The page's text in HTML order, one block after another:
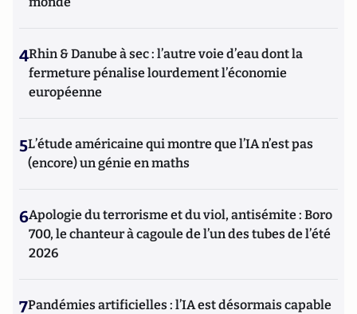
4Rhin & Danube à sec : l’autre voie d’eau dont la
fermeture pénalise lourdement l’économie
européenne
5L’étude américaine qui montre que l’IA n’est pas
(encore) un génie en maths
6Apologie du terrorisme et du viol, antisémite : Boro
700, le chanteur à cagoule de l’un des tubes de l’été
2026
7Pandémies artificielles : l’IA est désormais capable